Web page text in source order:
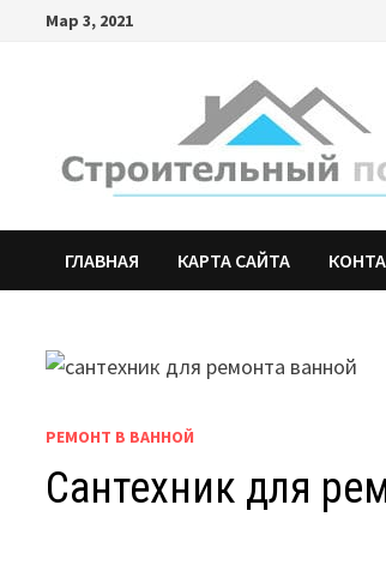
Мар 3, 2021
ГЛАВНАЯ КАРТА САЙТА
РЕМОНТ В ВАННОЙ
Сантехник для